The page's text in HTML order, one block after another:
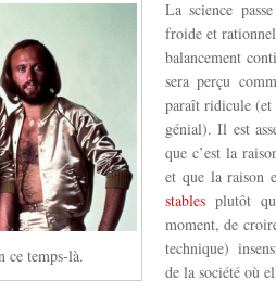
ce temps-là.
La science
froide et
balancement
sera perçu
paraît ridicule (et
génial). Il est
que c’est la
et que la raison
stables plutôt
moment, de
technique)
de la société où